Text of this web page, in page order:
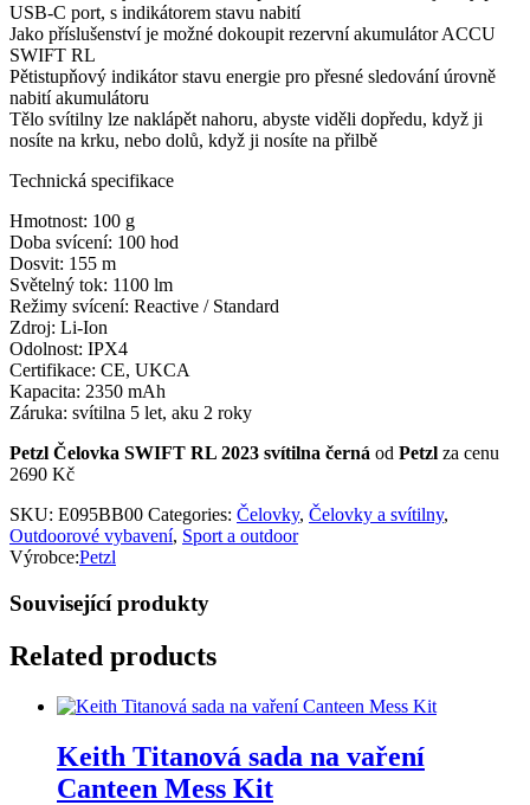
USB-C port, s indikátorem stavu nabití
Jako příslušenství je možné dokoupit rezervní akumulátor ACCU
SWIFT RL
Pětistupňový indikátor stavu energie pro přesné sledování úrovně
nabití akumulátoru
Tělo svítilny lze naklápět nahoru, abyste viděli dopředu, když ji
nosíte na krku, nebo dolů, když ji nosíte na přilbě
Technická specifikace
Hmotnost: 100 g
Doba svícení: 100 hod
Dosvit: 155 m
Světelný tok: 1100 lm
Režimy svícení: Reactive / Standard
Zdroj: Li-Ion
Odolnost: IPX4
Certifikace: CE, UKCA
Kapacita: 2350 mAh
Záruka: svítilna 5 let, aku 2 roky
Petzl Čelovka SWIFT RL 2023 svítilna černá od Petzl za cenu
2690 Kč
SKU: E095BB00 Categories: Čelovky, Čelovky a svítilny,
Outdoorové vybavení, Sport a outdoor
Výrobce:Petzl
Související produkty
Related products
Keith Titanová sada na vaření
Canteen Mess Kit